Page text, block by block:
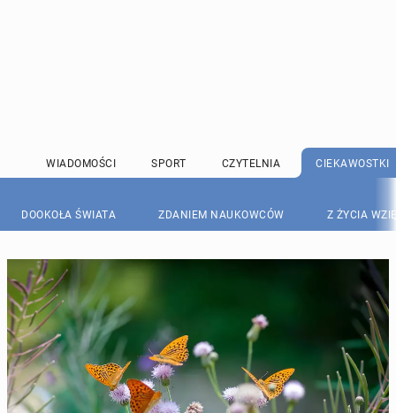
WIADOMOŚCI SPORT CZYTELNIA CIEKAWOSTKI
DOOKOŁA ŚWIATA ZDANIEM NAUKOWCÓW Z ŻYCIA